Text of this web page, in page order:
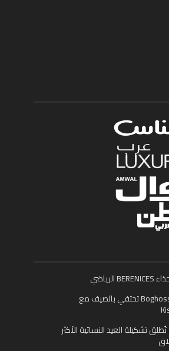
بوغوصيان Boghossian تحتفي بالصيف مع
تشكيلة العيد النسائية الأكثر